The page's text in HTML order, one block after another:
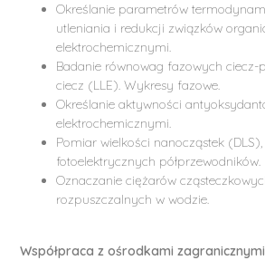
Określanie parametrów
utleniania i redukcji związków
elektrochemicznymi.
Badanie równowag fazowych ciecz-
ciecz (LLE). Wykresy fazowe.
Określanie aktywności
elektrochemicznymi.
Pomiar wielkości nanocząstek
fotoelektrycznych półprzewodników.
Oznaczanie ciężarów
rozpuszczalnych w wodzie.
Współpraca z ośrodkami